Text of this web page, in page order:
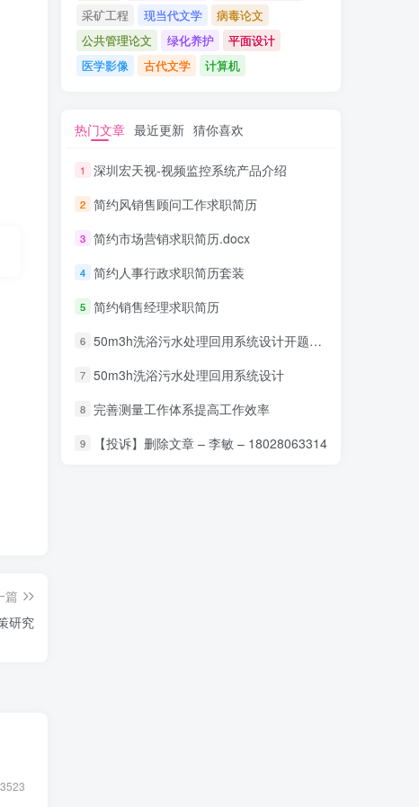
篇
研究
3523
采矿工程
现当代文学
病毒论文
公共管理论文
绿化养护
平面设计
医学影像
古代文学 计算机
热门文章 最近更新 猜你喜欢
1 深圳宏天视-视频监控系统产品介绍
2 简约风销售顾问工作求职简历
3 简约市场营销求职简历.docx
4 简约人事行政求职简历套装
5 简约销售经理求职简历
6 50m3h洗浴污水处理回用系统设计开题报告
7 50m3h洗浴污水处理回用系统设计
8 完善测量工作体系提高工作效率
9 【投诉】删除文章 – 李敏 – 18028063314